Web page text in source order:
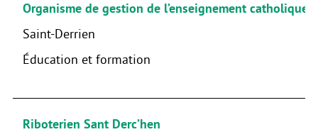
Organisme de gestion de l’enseignement catholique -
Saint-Derrien
Éducation et formation
Riboterien Sant Derc’hen